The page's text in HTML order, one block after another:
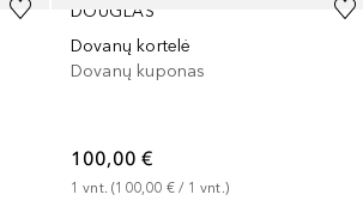
DOUGLAS
Dovanų kortelė
Dovanų kuponas
100,00 €
1 vnt. (100,00 € / 1 vnt.)